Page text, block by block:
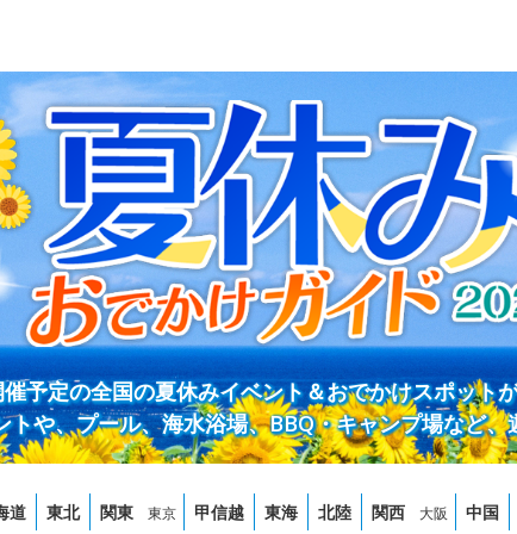
予定の全国の夏休みイベント＆おでかけスポット
トや、プール、海水浴場、BBQ・キャンプ場など
道 東北 関東 東京 甲信越 東海 北陸 関西 大阪 中国